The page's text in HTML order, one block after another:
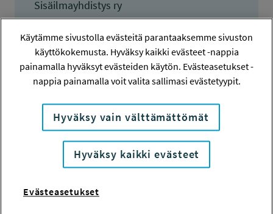
Sisäilmayhdistys ry
TOTEUTTAJA
Sisäilmayhdistys ry
LISÄTIETOJA
risto kosonen
risto.kosonen@aalto.fi
TOTEUTUSAIKA
1.3.2017 - 31.8.2018
18.4.2017
Käytämme sivustolla evästeitä parantaaksemme sivuston
käyttökokemusta. Hyväksy kaikki evästeet -nappia
painamalla hyväksyt evästeiden käytön. Evästeasetukset -
nappia painamalla voit valita sallimasi evästetyypit.
Hyväksy vain välttämättömät
Hyväksy kaikki evästeet
Evästeasetukset